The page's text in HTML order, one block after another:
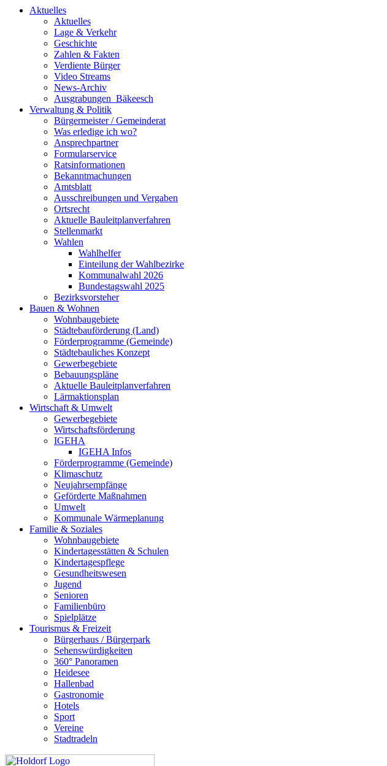
Aktuelles
Aktuelles
Lage & Verkehr
Geschichte
Zahlen & Fakten
Verdiente Bürger
Video Streams
News-Archiv
Ausgrabungen_Bäkeesch
Verwaltung & Politik
Bürgermeister / Gemeinderat
Was erledige ich wo?
Ansprechpartner
Formularservice
Ratsinformationen
Bekanntmachungen
Amtsblatt
Ausschreibungen und Vergaben
Ortsrecht
Aktuelle Bauleitplanverfahren
Stellenmarkt
Wahlen
Wahlhelfer
Einteilung der Wahlbezirke
Kommunalwahl 2026
Bundestagswahl 2025
Bezirksvorsteher
Bauen & Wohnen
Wohnbaugebiete
Städtebauförderung (Land)
Förderprogramme (Gemeinde)
Städtebauliches Konzept
Gewerbegebiete
Bebauungspläne
Aktuelle Bauleitplanverfahren
Lärmaktionsplan
Wirtschaft & Umwelt
Gewerbegebiete
Wirtschaftsförderung
IGEHA
IGEHA Infos
Förderprogramme (Gemeinde)
Klimaschutz
Neujahrsempfänge
Geförderte Maßnahmen
Umwelt
Kommunale Wärmeplanung
Familie & Soziales
Wohnbaugebiete
Kindertagesstätten & Schulen
Kindertagespflege
Gesundheitswesen
Jugend
Senioren
Familienbüro
Spielplätze
Tourismus & Freizeit
Bürgerhaus / Bürgerpark
Sehenswürdigkeiten
360° Panoramen
Heidesee
Hallenbad
Gastronomie
Hotels
Sport
Vereine
Stadtradeln